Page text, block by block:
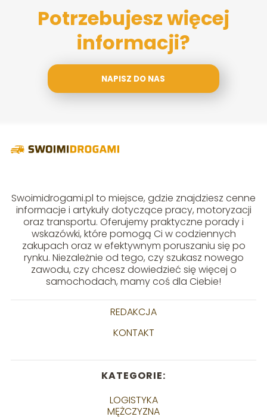
Potrzebujesz więcej
informacji?
NAPISZ DO NAS
Swoimidrogami.pl to miejsce, gdzie znajdziesz cenne
informacje i artykuły dotyczące pracy, motoryzacji
oraz transportu. Oferujemy praktyczne porady i
wskazówki, które pomogą Ci w codziennych
zakupach oraz w efektywnym poruszaniu się po
rynku. Niezależnie od tego, czy szukasz nowego
zawodu, czy chcesz dowiedzieć się więcej o
samochodach, mamy coś dla Ciebie!
REDAKCJA
KONTAKT
KATEGORIE:
LOGISTYKA
MĘŻCZYZNA